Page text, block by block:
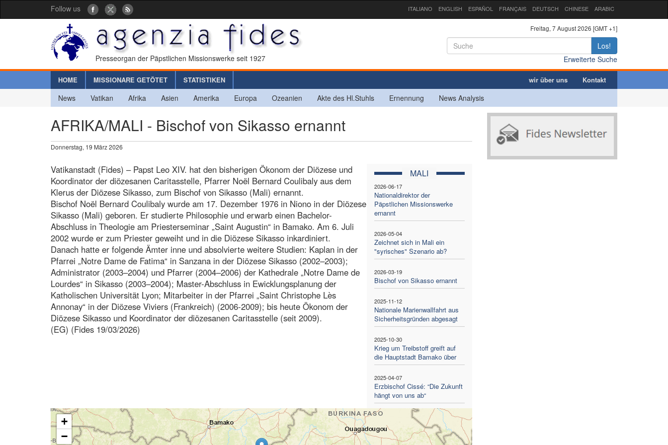
Follow us ITALIANO ENGLISH ESPAÑOL FRANÇAIS DEUTSCH CHINESE ARABIC
Presseorgan der Päpstlichen Missionswerke seit 1927
Freitag, 7 August 2026 [GMT +1]
Los!
Erweiterte Suche
HOME MISSIONARE GETÖTET STATISTIKEN wir über uns Kontakt
News Vatikan Afrika Asien Amerika Europa Ozeanien Akte des Hl.Stuhls Ernennung News Analysis
AFRIKA/MALI - Bischof von Sikasso ernannt
Donnerstag, 19 März 2026
MALI
2026-06-17
Nationaldirektor der
Päpstlichen Missionswerke
ernannt
2026-05-04
Zeichnet sich in Mali ein
"syrisches" Szenario ab?
2026-03-19
Bischof von Sikasso ernannt
2025-11-12
Nationale Marienwallfahrt aus
Sicherheitsgründen abgesagt
2025-10-30
Krieg um Treibstoff greift auf
die Hauptstadt Bamako über
2025-04-07
Erzbischof Cissé: “Die Zukunft
hängt von uns ab“
Vatikanstadt (Fides) – Papst Leo XIV. hat den bisherigen Ökonom der Diözese und
Koordinator der diözesanen Caritasstelle, Pfarrer Noël Bernard Coulibaly aus dem
Klerus der Diözese Sikasso, zum Bischof von Sikasso (Mali) ernannt.
Bischof Noël Bernard Coulibaly wurde am 17. Dezember 1976 in Niono in der Diözese
Sikasso (Mali) geboren. Er studierte Philosophie und erwarb einen Bachelor-
Abschluss in Theologie am Priesterseminar „Saint Augustin“ in Bamako. Am 6. Juli
2002 wurde er zum Priester geweiht und in die Diözese Sikasso inkardiniert.
Danach hatte er folgende Ämter inne und absolvierte weitere Studien: Kaplan in der
Pfarrei „Notre Dame de Fatima“ in Sanzana in der Diözese Sikasso (2002–2003);
Administrator (2003–2004) und Pfarrer (2004–2006) der Kathedrale „Notre Dame de
Lourdes“ in Sikasso (2003–2004); Master-Abschluss in Ewicklungsplanung der
Katholischen Universität Lyon; Mitarbeiter in der Pfarrei „Saint Christophe Lès
Annonay“ in der Diözese Viviers (Frankreich) (2006-2009); bis heute Ökonom der
Diözese Sikasso und Koordinator der diözesanen Caritasstelle (seit 2009).
(EG) (Fides 19/03/2026)
+
−